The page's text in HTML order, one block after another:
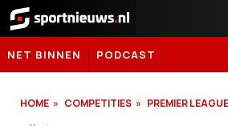
Sportnieuws.nl
NET BINNEN PODCAST
HOME COMPETITIES PREMIER LEAGUE